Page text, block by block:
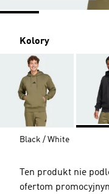
Kolory
Black / White
Ten produkt nie
ofertom